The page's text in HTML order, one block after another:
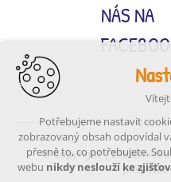
NÁS NA
© Copyright | Základní
Potřebujeme nastavit
zobrazovaný obsah odpovídal
přesně to, co potřebujete.
webu nikdy neslouží ke